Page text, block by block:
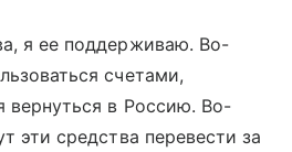
я ее поддерживаю. Во-
счетами,
вернуться в Россию. Во-
эти средства перевести за